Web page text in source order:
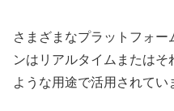
さまざまなプラットフォー
ンはリアルタイムまたは
ような用途で活用されてい